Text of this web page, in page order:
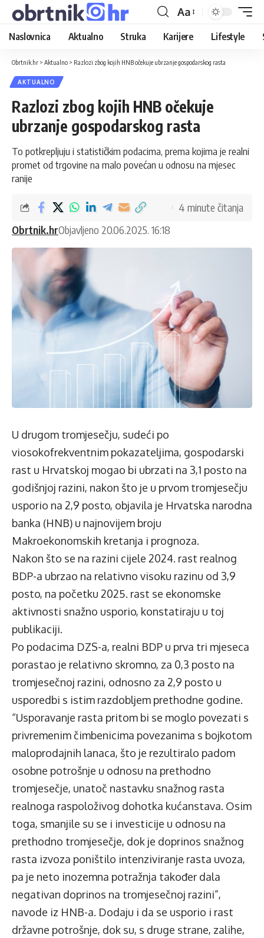
Aa
Naslovnica Aktualno Struka Karijere Lifestyle
Obrtnik.hr > Aktualno > Razlozi zbog kojih HNB očekuje ubrzanje gospodarskog rasta
AKTUALNO
Razlozi zbog kojih HNB očekuje
ubrzanje gospodarskog rasta
To potkrepljuju i statističkim podacima, prema kojima je realni
promet od trgovine na malo povećan u odnosu na mjesec
ranije
Obrtnik.hrObjavljeno 20.06.2025. 16:18
4 minute čitanja
U drugom tromjesečju, sudeći po
viosokofrekventnim pokazateljima, gospodarski
rast u Hrvatskoj mogao bi ubrzati na 3,1 posto na
godišnjoj razini, nakon što je u prvom tromjesečju
usporio na 2,9 posto, objavila je Hrvatska narodna
banka (HNB) u najnovijem broju
Makroekonomskih kretanja i prognoza.
Nakon što se na razini cijele 2024. rast realnog
BDP-a ubrzao na relativno visoku razinu od 3,9
posto, na početku 2025. rast se ekonomske
aktivnosti snažno usporio, konstatiraju u toj
publikaciji.
Po podacima DZS-a, realni BDP u prva tri mjeseca
porastao je relativno skromno, za 0,3 posto na
tromjesečnoj razini, odnosno za 2,9 posto u
usporedbi s istim razdobljem prethodne godine.
“Usporavanje rasta pritom bi se moglo povezati s
privremenim čimbenicima povezanima s bojkotom
maloprodajnih lanaca, što je rezultiralo padom
osobne potrošnje u odnosu na prethodno
tromjesečje, unatoč nastavku snažnog rasta
realnoga raspoloživog dohotka kućanstava. Osim
toga, smanjile su se i investicije u odnosu na
prethodno tromjesečje, dok je doprinos snažnog
rasta izvoza poništilo intenziviranje rasta uvoza,
pa je neto inozemna potražnja također dala
negativan doprinos na tromjesečnoj razini”,
navode iz HNB-a. Dodaju i da se usporio i rast
državne potrošnje, dok su, s druge strane, zalihe,